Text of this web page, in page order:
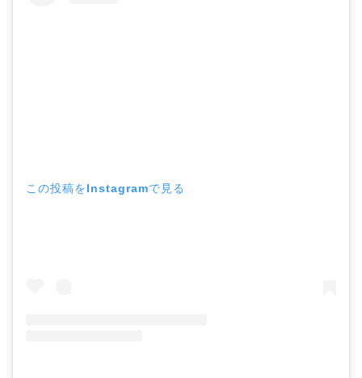
この投稿をInstagramで見る